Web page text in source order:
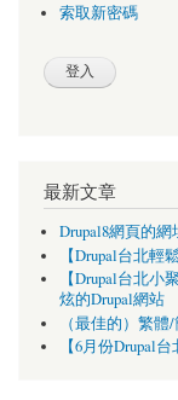
索取新密碼
最新文章
Drupal8網頁的
【Drupal台北輕
【Drupal台北小
炫的Drupal網站
（最佳的）繁
【6月份Drupal